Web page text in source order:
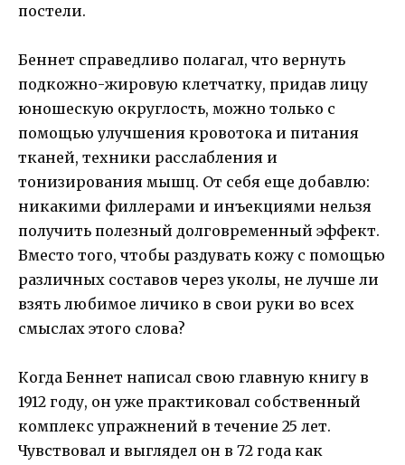
постели.
Беннет справедливо полагал, что вернуть
подкожно-жировую клетчатку, придав лицу
юношескую округлость, можно только с
помощью улучшения кровотока и питания
тканей, техники расслабления и
тонизирования мышц. От себя еще добавлю:
никакими филлерами и инъекциями нельзя
получить полезный долговременный эффект.
Вместо того, чтобы раздувать кожу с помощью
различных составов через уколы, не лучше ли
взять любимое личико в свои руки во всех
смыслах этого слова?
Когда Беннет написал свою главную книгу в
1912 году, он уже практиковал собственный
комплекс упражнений в течение 25 лет.
Чувствовал и выглядел он в 72 года как